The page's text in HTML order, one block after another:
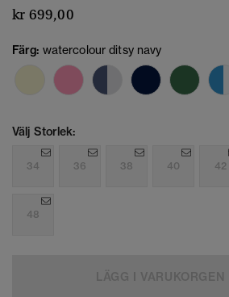
kr 699,00
Färg: watercolour ditsy navy
Välj Storlek:
34 36 38 40 42
48